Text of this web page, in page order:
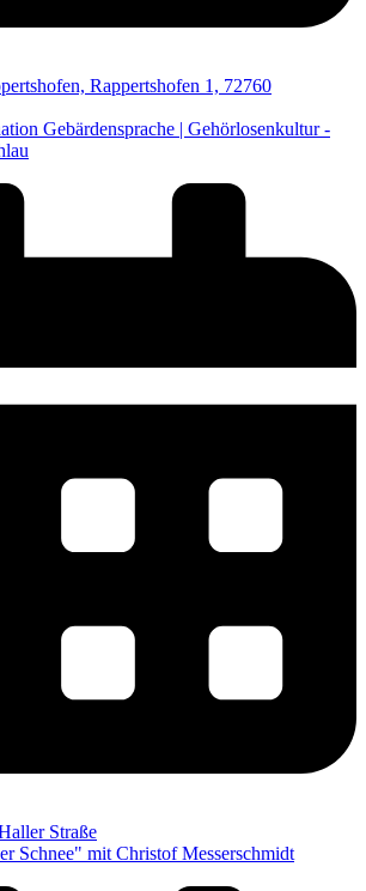
Rappertshofen 1, 72760
Gebärdensprache | Gehörlosenkultur -
Straße
Schnee" mit Christof Messerschmidt